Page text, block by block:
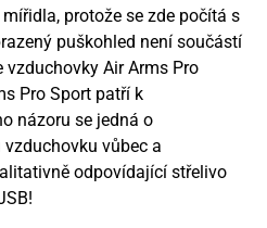
protože se zde počítá s
puškohled není součástí
vzduchovky Air Arms Pro
Pro Sport patří k
názoru se jedná o
vůbec a
odpovídající střelivo